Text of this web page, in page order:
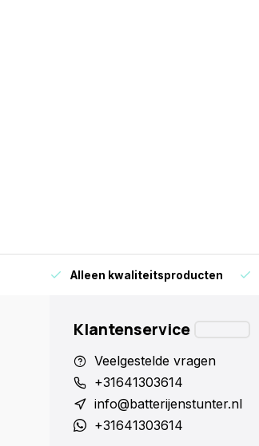
Alleen kwaliteitsproducten
Klantenservice
Veelgestelde vragen
+31641303614
info@batterijenstunter.nl
+31641303614